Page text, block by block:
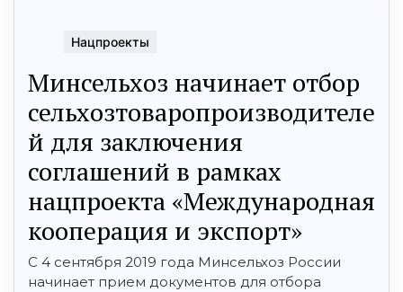
Нацпроекты
Минсельхоз начинает отбор
сельхозтоваропроизводителе
й для заключения
соглашений в рамках
нацпроекта «Международная
кооперация и экспорт»
С 4 сентября 2019 года Минсельхоз России
начинает прием документов для отбора